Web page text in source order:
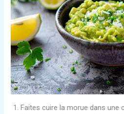
Faites cuire la morue dans une